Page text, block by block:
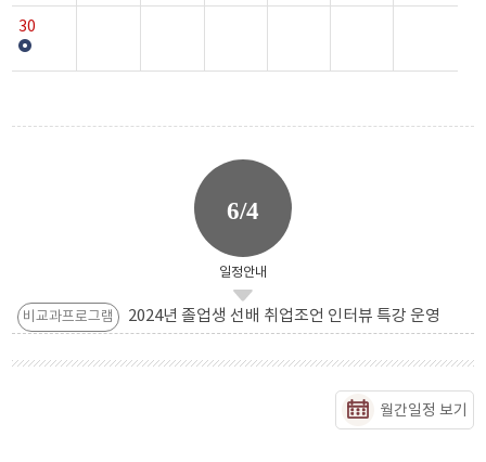
30
6/4
일정안내
비교과프로그램 2024년 졸업생 선배 취업조언 인터뷰 특강 운영
월간일정 보기